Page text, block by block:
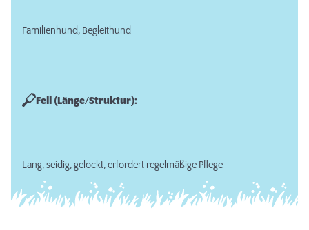
Familienhund, Begleithund
Fell (Länge/Struktur):
Lang, seidig, gelockt, erfordert regelmäßige Pflege